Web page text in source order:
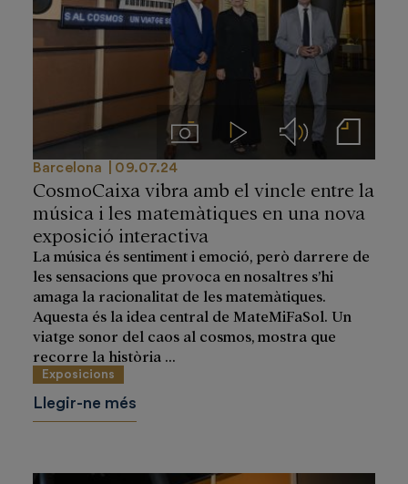
ImágenesVideos Audios Notas de prensa
Barcelona 09.07.24
CosmoCaixa vibra amb el vincle entre la
música i les matemàtiques en una nova
exposició interactiva
La música és sentiment i emoció, però darrere de
les sensacions que provoca en nosaltres s’hi
amaga la racionalitat de les matemàtiques.
Aquesta és la idea central de MateMiFaSol. Un
viatge sonor del caos al cosmos, mostra que
recorre la història ...
Exposicions
Llegir-ne més